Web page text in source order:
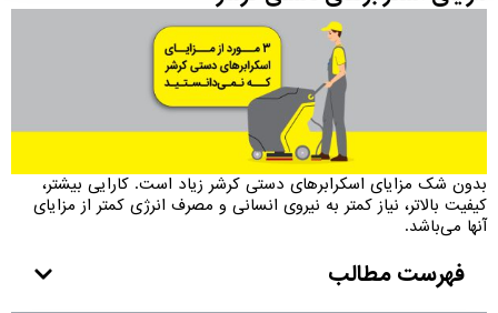
بدون شک مزایای اسکرابرهای دستی کرشر زیاد است. کارایی بیشتر،
کیفیت بالاتر، نیاز کمتر به نیروی انسانی و مصرف انرژی کمتر از مزایای
آنها می‌باشد.
فهرست مطالب